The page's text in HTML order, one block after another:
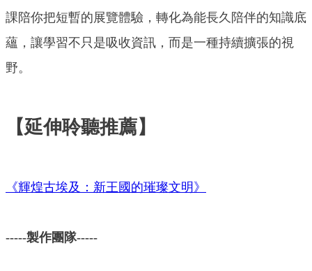
課陪你把短暫的展覽體驗，轉化為能長久陪伴的知識底
蘊，讓學習不只是吸收資訊，而是一種持續擴張的視
野。
【延伸聆聽推薦】
《輝煌古埃及：新王國的璀璨文明》
-----製作團隊-----